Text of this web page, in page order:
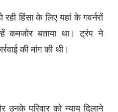
हिंसा के लिए यहां के गवर्नरों
कमजोर बताया था। ट्रंप ने
की मांग की थी।
उनके परिवार को न्याय दिलाने